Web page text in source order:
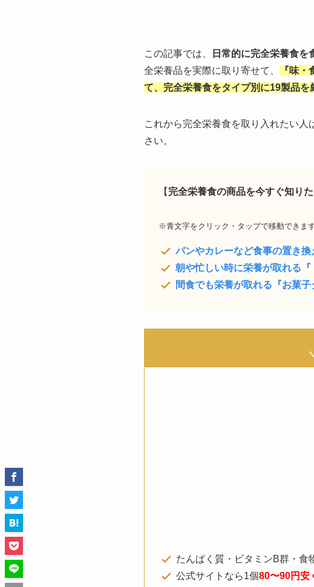
この記事では、 日常的に完全栄養食を
全栄養品を実際に取り寄せて、
『味
て、完全栄養食をタイプ別に19製品を
これから完全栄養食を取り入れたい
さい。
【 完全栄養食の商品を今すぐ知りた
※青文字をクリック・タップで移動できま
パンやカレーなど食事の置き
朝や忙しい時に栄養が取れる
間食でも栄養が取れる『お菓
たんぱく質・ビタミンB群・食
公式サイトなら1個80〜90円安